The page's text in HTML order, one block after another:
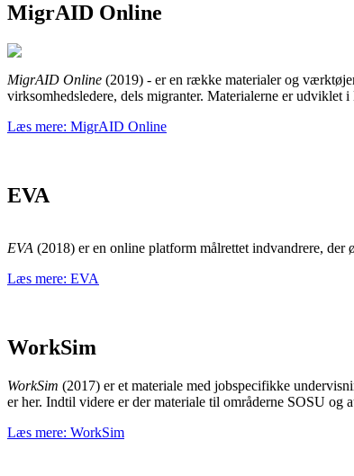
MigrAID Online
MigrAID Online (2019) - er en række materialer og
virksomhedsledere, dels migranter. Materialerne er
Læs mere: MigrAID Online
EVA
EVA (2018) er en online platform målrettet indvandrere,
Læs mere: EVA
WorkSim
WorkSim (2017) er et materiale med jobspecifikke
er her. Indtil videre er der materiale til områderne SOSU og
Læs mere: WorkSim